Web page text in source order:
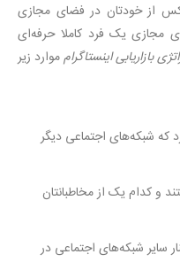
از خودتان در فضای مجازی
مجازی یک فرد کاملا حرفه‌ای
بازاریابی اینستاگرامموارد زیر
که شبکه‌های اجتماعی دیگر
و کدام یک از مخاطبانتان
سایر شبکه‌های اجتماعی در